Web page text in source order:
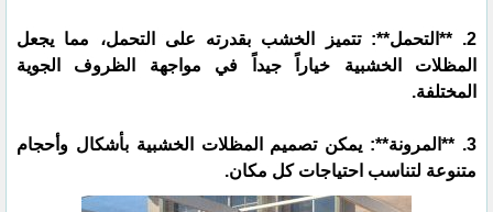
2. **التحمل**: تتميز الخشب بقدرته على التحمل، مما يجعل
المظلات الخشبية خياراً جيداً في مواجهة الظروف الجوية
المختلفة.
3. **المرونة**: يمكن تصميم المظلات الخشبية بأشكال وأحجام
متنوعة لتناسب احتياجات كل مكان.